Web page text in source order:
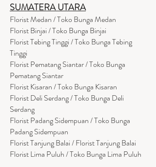
SUMATERA UTARA
Florist Medan / Toko Bunga Medan
Florist Binjai / Toko Bunga Binjai
Florist Tebing Tinggi / Toko Bunga Tebing
Tinggi
Florist Pematang Siantar / Toko Bunga
Pematang Siantar
Florist Kisaran / Toko Bunga Kisaran
Florist Deli Serdang / Toko Bunga Deli
Serdang
Florist Padang Sidempuan / Toko Bunga
Padang Sidempuan
Florist Tanjung Balai / Florist Tanjung Balai
Florist Lima Puluh / Toko Bunga Lima Puluh